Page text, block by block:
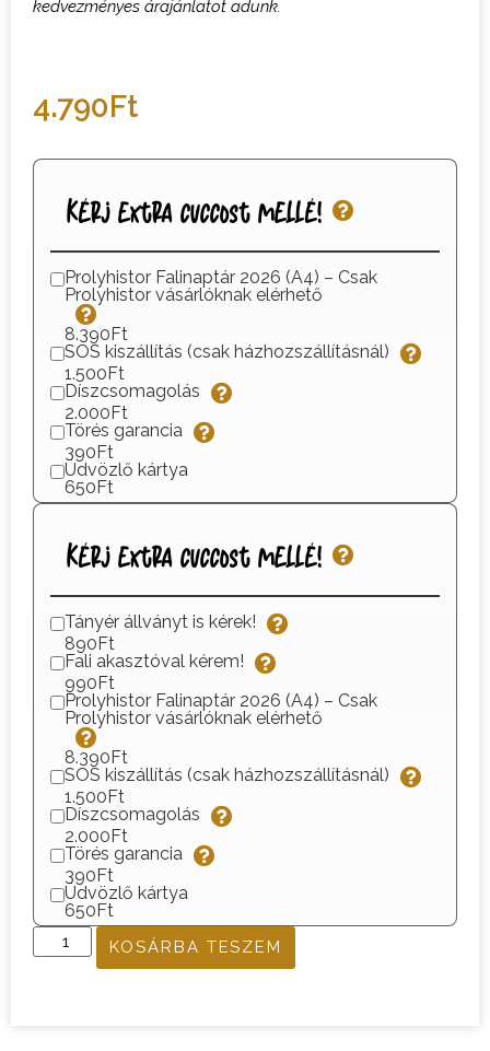
kedvezményes árajánlatot adunk.
4.790Ft
Kérj extra cuccost mellé!
Prolyhistor Falinaptár 2026 (A4) – Csak
Prolyhistor vásárlóknak elérhető
8.390Ft
SOS kiszállítás (csak házhozszállításnál)
1.500Ft
Díszcsomagolás
2.000Ft
Törés garancia
390Ft
Üdvözlő kártya
650Ft
Kérj extra cuccost mellé!
Tányér állványt is kérek!
890Ft
Fali akasztóval kérem!
990Ft
Prolyhistor Falinaptár 2026 (A4) – Csak
Prolyhistor vásárlóknak elérhető
8.390Ft
SOS kiszállítás (csak házhozszállításnál)
1.500Ft
Díszcsomagolás
2.000Ft
Törés garancia
390Ft
Üdvözlő kártya
650Ft
KOSÁRBA TESZEM